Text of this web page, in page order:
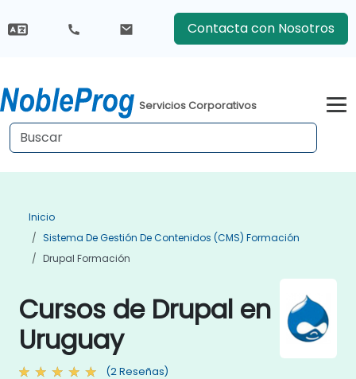
Contacta con Nosotros
Servicios Corporativos
Inicio
Sistema De Gestión De Contenidos (CMS) Formación
Drupal Formación
Cursos de Drupal en
Uruguay
(2 Reseñas)